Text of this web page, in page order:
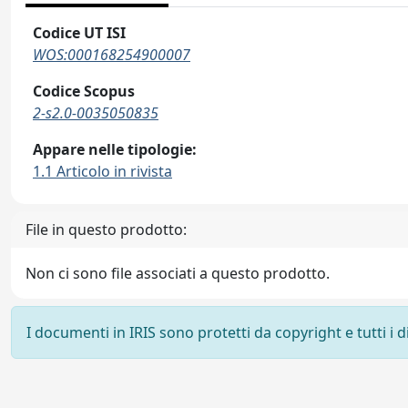
Codice UT ISI
WOS:000168254900007
Codice Scopus
2-s2.0-0035050835
Appare nelle tipologie:
1.1 Articolo in rivista
File in questo prodotto:
Non ci sono file associati a questo prodotto.
I documenti in IRIS sono protetti da copyright e tutti i